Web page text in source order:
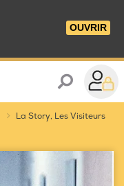
OUVRIR
La Story, Les Visiteurs